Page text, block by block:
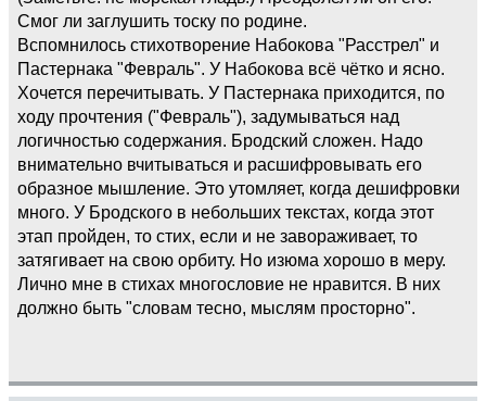
Смог ли заглушить тоску по родине.
Вспомнилось стихотворение Набокова "Расстрел" и
Пастернака "Февраль". У Набокова всё чётко и ясно.
Хочется перечитывать. У Пастернака приходится, по
ходу прочтения ("Февраль"), задумываться над
логичностью содержания. Бродский сложен. Надо
внимательно вчитываться и расшифровывать его
образное мышление. Это утомляет, когда дешифровки
много. У Бродского в небольших текстах, когда этот
этап пройден, то стих, если и не завораживает, то
затягивает на свою орбиту. Но изюма хорошо в меру.
Лично мне в стихах многословие не нравится. В них
должно быть "словам тесно, мыслям просторно".